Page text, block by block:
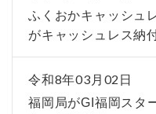
ふくおかキャッシュ
がキャッシュレス納
令和8年03月02日
福岡局がGI福岡スタ